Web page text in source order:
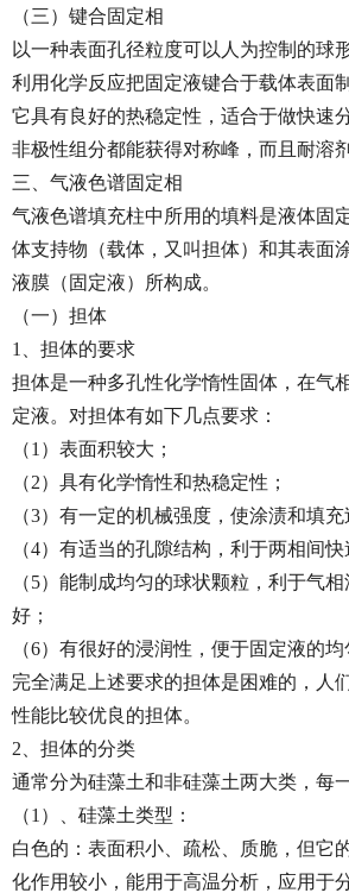
（三）键合固定相
以一种表面孔径粒度可以人为控制的球
利用化学反应把固定液键合于载体表面
它具有良好的热稳定性，适合于做快速
非极性组分都能获得对称峰，而且耐溶
三、气液色谱固定相
气液色谱填充柱中所用的填料是液体固
体支持物（载体，又叫担体）和其表面
液膜（固定液）所构成。
（一）担体
1、担体的要求
担体是一种多孔性化学惰性固体，在气
定液。对担体有如下几点要求：
（1）表面积较大；
（2）具有化学惰性和热稳定性；
（3）有一定的机械强度，使涂渍和填充
（4）有适当的孔隙结构，利于两相间快
（5）能制成均匀的球状颗粒，利于气
好；
（6）有很好的浸润性，便于固定液的均
完全满足上述要求的担体是困难的，人
性能比较优良的担体。
2、担体的分类
通常分为硅藻土和非硅藻土两大类，每
（1）、硅藻土类型：
白色的：表面积小、疏松、质脆，但它
化作用较小，能用于高温分析，应用于